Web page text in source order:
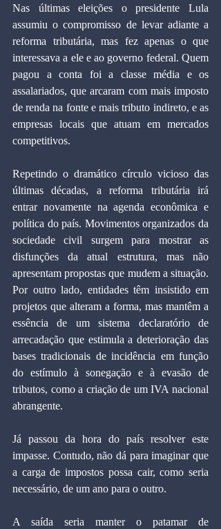
Nas últimas eleições o presidente Lula
assumiu o compromisso de levar adiante a
reforma tributária, mas fez apenas o que
interessava a ele e ao governo federal. Quem
pagou a conta foi a classe média e os
assalariados, que arcaram com mais imposto
de renda na fonte e mais tributo indireto, e as
empresas locais que atuam em mercados
competitivos.
Repetindo o dramático círculo vicioso das
últimas décadas, a reforma tributária irá
entrar novamente na agenda econômica e
política do país. Movimentos organizados da
sociedade civil surgem para mostrar as
disfunções da atual estrutura, mas não
apresentam propostas que mudem a situação.
Por outro lado, entidades têm insistido em
projetos que alteram a forma, mas mantêm a
essência de um sistema declaratório de
arrecadação que estimula a deterioração das
bases tradicionais de incidência em função
do estímulo à sonegação e à evasão de
tributos, como a criação de um IVA nacional
abrangente.
Já passou da hora do país resolver este
impasse. Contudo, não dá para imaginar que
a carga de impostos possa cair, como seria
necessário, de um ano para o outro.
A saída seria manter o patamar de